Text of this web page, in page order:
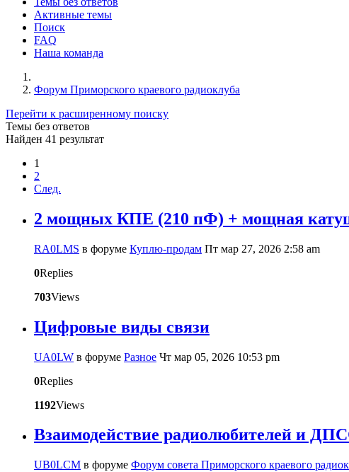
Активные темы
Поиск
FAQ
Наша команда
Форум Приморского краевого радиоклуба
Перейти к расширенному поиску
Темы без ответов
Найден 41 результат
1
2
След.
2 мощных КПЕ (210 пФ) + мощная
RA0LMS в форуме Куплю-продам Пт мар 27, 2026 2:58 am
0Replies
703Views
Цифровые виды связи
UA0LW в форуме Разное Чт мар 05, 2026 10:53 pm
0Replies
1192Views
Взаимодействие радиолюбителей и
UB0LCM в форуме Форум совета Приморского краевого